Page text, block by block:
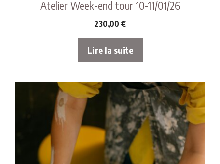
Atelier Week-end tour 10-11/01/26
230,00 €
Lire la suite